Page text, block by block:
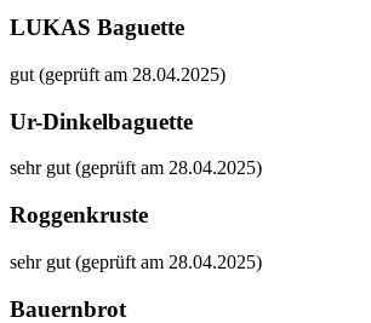
LUKAS Baguette
gut (geprüft am 28.04.2025)
Ur-Dinkelbaguette
sehr gut (geprüft am 28.04.2025)
Roggenkruste
sehr gut (geprüft am 28.04.2025)
Bauernbrot